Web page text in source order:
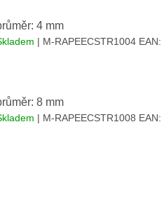
4 mm
| M-RAPEECSTR1004 EAN:
8 mm
| M-RAPEECSTR1008 EAN: